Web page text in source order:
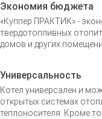
Экономия бюджета
«Куппер ПРАКТИК» -
твердотопливных
домов и других
Универсальность
Котел универсален и
открытых системах
теплоносителя. Кроме